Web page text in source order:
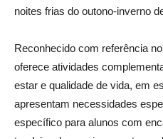
noites frias do outono-inverno
Reconhecido com referência
oferece atividades
estar e qualidade de vida, em
apresentam necessidades
específico para alunos com